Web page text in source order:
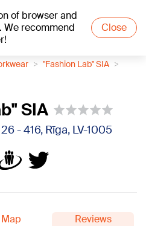
of browser and
We recommend
Close
"Fashion Lab" SIA
SIA
- 416, Rīga, LV-1005
Map Reviews